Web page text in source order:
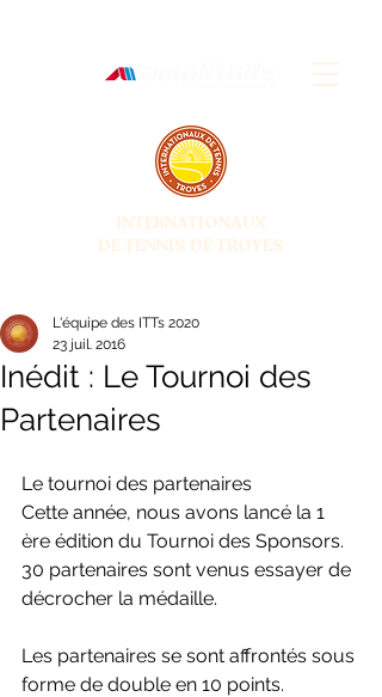
INTERNATIONAUX
DE TENNIS DE TROYES
Inédit : Le Tournoi des
Partenaires
L'équipe des ITTs 2020
23 juil. 2016
Le tournoi des partenaires
Cette année, nous avons lancé la 1
ère édition du Tournoi des Sponsors.
30 partenaires sont venus essayer de
décrocher la médaille.
Les partenaires se sont affrontés sous
forme de double en 10 points.